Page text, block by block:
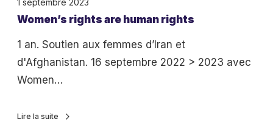
i
a
t
v
t
s
a
r
e
u
1 septembre 2023
Women’s rights are human rights
1 an. Soutien aux femmes d’Iran et
d'Afghanistan. 16 septembre 2022 > 2023 avec
Women…
Lire la suite